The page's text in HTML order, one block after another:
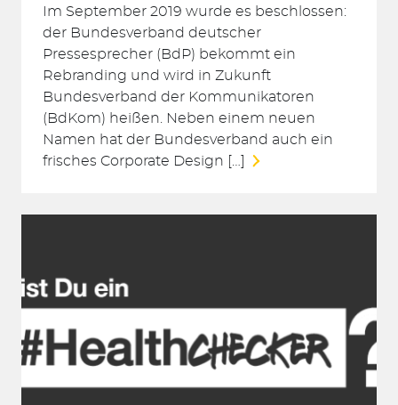
Suchen
nach:
Im September 2019 wurde es beschlossen:
der Bundesverband deutscher
Pressesprecher (BdP) bekommt ein
Rebranding und wird in Zukunft
Bundesverband der Kommunikatoren
(BdKom) heißen. Neben einem neuen
Namen hat der Bundesverband auch ein
frisches Corporate Design […]